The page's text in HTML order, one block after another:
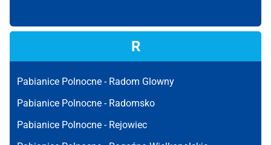
R
Pabianice Polnocne - Radom Glowny
Pabianice Polnocne - Radomsko
Pabianice Polnocne - Rejowiec